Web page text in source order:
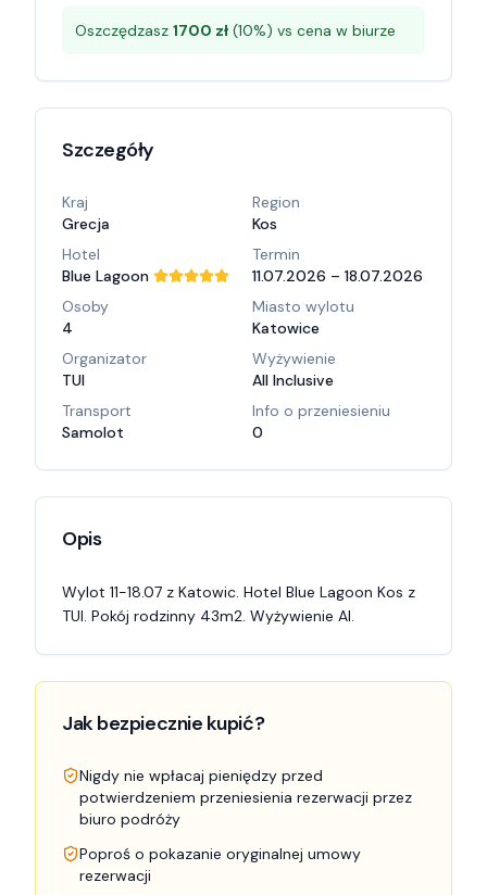
Oszczędzasz 1700 zł (10%) vs cena w biurze
Szczegóły
Kraj
Grecja
Region
Kos
Hotel
Blue Lagoon
Termin
11.07.2026 – 18.07.2026
Osoby
4
Miasto wylotu
Katowice
Organizator
TUI
Wyżywienie
All Inclusive
Transport
Samolot
Info o przeniesieniu
0
Opis
Wylot 11-18.07 z Katowic. Hotel Blue Lagoon Kos z
TUI. Pokój rodzinny 43m2. Wyżywienie AI.
Jak bezpiecznie kupić?
Nigdy nie wpłacaj pieniędzy przed
potwierdzeniem przeniesienia rezerwacji przez
biuro podróży
Poproś o pokazanie oryginalnej umowy
rezerwacji